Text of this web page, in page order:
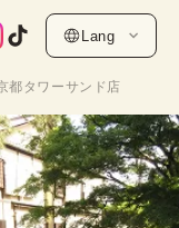
Lang
都タワーサンド店